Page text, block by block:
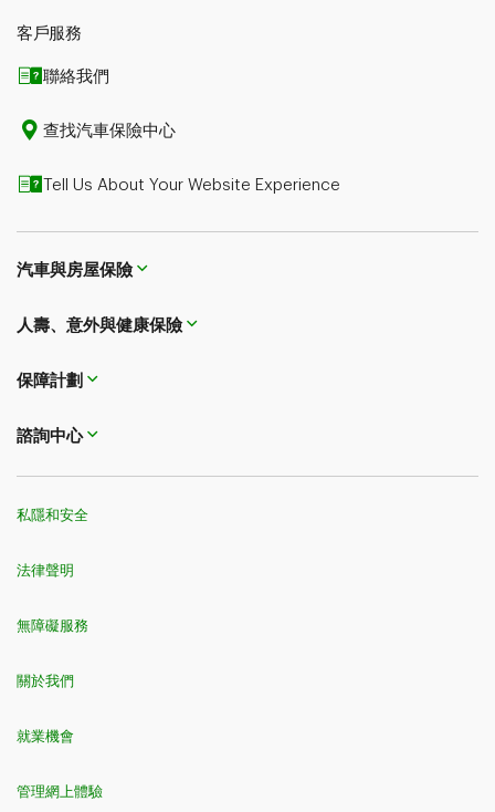
客戶服務
聯絡我們
查找汽車保險中心
Tell Us About Your Website Experience
汽車與房屋保險
人壽、意外與健康保險
保障計劃
諮詢中心
私隱和安全
法律聲明
無障礙服務
關於我們
就業機會
管理網上體驗